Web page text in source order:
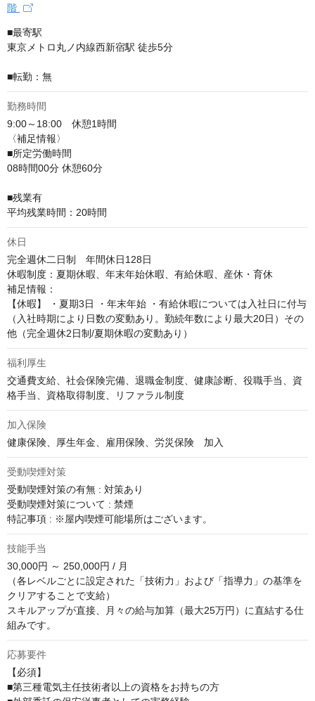
階
■最寄駅
東京メトロ丸ノ内線西新宿駅 徒歩5分
■転勤：無
勤務時間
9:00～18:00　休憩1時間
〈補足情報〉
■所定労働時間
08時間00分 休憩60分
■残業有
平均残業時間：20時間
休日
完全週休二日制　年間休日128日
休暇制度：夏期休暇、年末年始休暇、有給休暇、産休・育休
補足情報：
【休暇】 ・夏期3日 ・年末年始 ・有給休暇については入社日に付与
（入社時期により日数の変動あり。勤続年数により最大20日）その
他（完全週休2日制/夏期休暇の変動あり）
福利厚生
交通費支給、社会保険完備、退職金制度、健康診断、役職手当、資
格手当、資格取得制度、リファラル制度
加入保険
健康保険、厚生年金、雇用保険、労災保険　加入
受動喫煙対策
受動喫煙対策の有無 : 対策あり
受動喫煙対策について : 禁煙
特記事項 : ※屋内喫煙可能場所はございます。
技能手当
30,000円 ～ 250,000円 / 月
（各レベルごとに設定された「技術力」および「指導力」の基準を
クリアすることで支給）
スキルアップが直接、月々の給与加算（最大25万円）に直結する仕
組みです。
応募要件
【必須】
■第三種電気主任技術者以上の資格をお持ちの方